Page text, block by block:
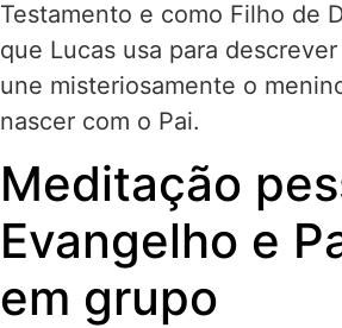
Testamento e como Filho de
que Lucas usa para
une misteriosamente o
nascer com o Pai.
Meditação
Evangelho e
em grupo